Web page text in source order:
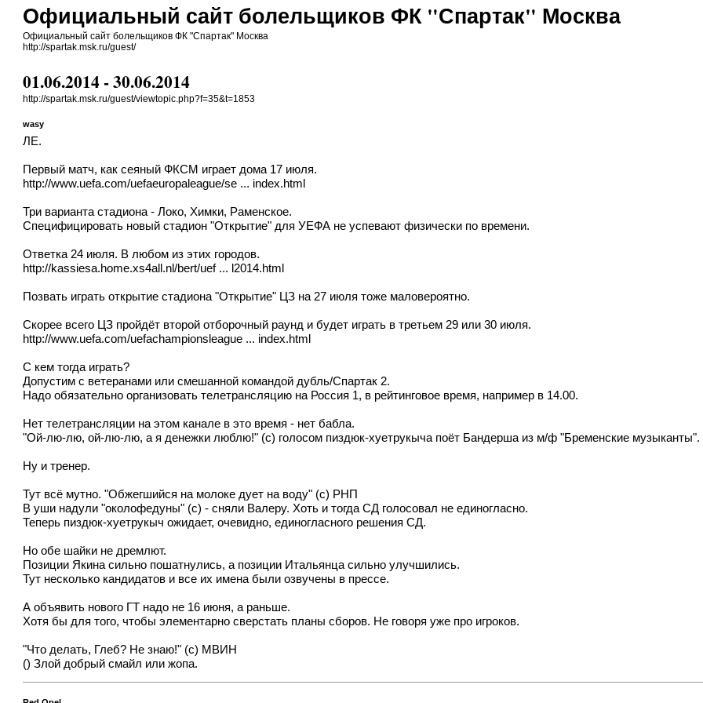
Официальный сайт болельщиков ФК "Спартак" Москва
Официальный сайт болельщиков ФК "Спартак" Москва
http://spartak.msk.ru/guest/
01.06.2014 - 30.06.2014
http://spartak.msk.ru/guest/viewtopic.php?f=35&t=1853
wasy
ЛЕ.
Первый матч, как сеяный ФКСМ играет дома 17 июля.
http://www.uefa.com/uefaeuropaleague/se ... index.html
Три варианта стадиона - Локо, Химки, Раменское.
Специфицировать новый стадион "Открытие" для УЕФА не успевают физически по времени.
Ответка 24 июля. В любом из этих городов.
http://kassiesa.home.xs4all.nl/bert/uef ... l2014.html
Позвать играть открытие стадиона "Открытие" ЦЗ на 27 июля тоже маловероятно.
Скорее всего ЦЗ пройдёт второй отборочный раунд и будет играть в третьем 29 или 30 июля.
http://www.uefa.com/uefachampionsleague ... index.html
С кем тогда играть?
Допустим с ветеранами или смешанной командой дубль/Спартак 2.
Надо обязательно организовать телетрансляцию на Россия 1, в рейтинговое время, например в 14.00.
Нет телетрансляции на этом канале в это время - нет бабла.
"Ой-лю-лю, ой-лю-лю, а я денежки люблю!" (с) голосом пиздюк-хуетрукыча поёт Бандерша из м/ф "Бременские музыканты".
Ну и тренер.
Тут всё мутно. "Обжегшийся на молоке дует на воду" (с) РНП
В уши надули "околофедуны" (с) - сняли Валеру. Хоть и тогда СД голосовал не единогласно.
Теперь пиздюк-хуетрукыч ожидает, очевидно, единогласного решения СД.
Но обе шайки не дремлют.
Позиции Якина сильно пошатнулись, а позиции Итальянца сильно улучшились.
Тут несколько кандидатов и все их имена были озвучены в прессе.
А объявить нового ГТ надо не 16 июня, а раньше.
Хотя бы для того, чтобы элементарно сверстать планы сборов. Не говоря уже про игроков.
"Что делать, Глеб? Не знаю!" (с) МВИН
() Злой добрый смайл или жопа.